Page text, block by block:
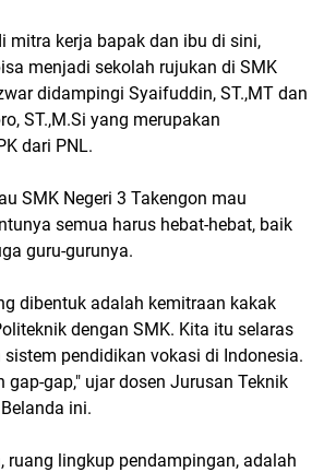
mitra kerja bapak dan ibu di sini,
menjadi sekolah rujukan di SMK
didampingi Syaifuddin, ST.,MT dan
ST.,M.Si yang merupakan
dari PNL.
SMK Negeri 3 Takengon mau
semua harus hebat-hebat, baik
guru-gurunya.
dibentuk adalah kemitraan kakak
dengan SMK. Kita itu selaras
pendidikan vokasi di Indonesia.
gap-gap," ujar dosen Jurusan Teknik
ini.
ruang lingkup pendampingan, adalah